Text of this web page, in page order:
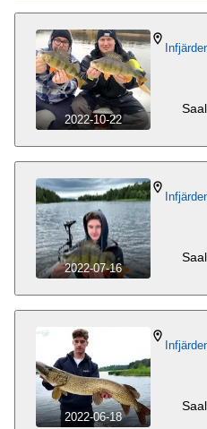
2022-10-22
2022-07-16
2022-06-18